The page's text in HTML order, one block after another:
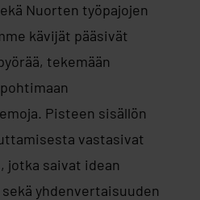
Nuorten työpajojen
kävijät pääsivät
tekemään
Pisteen sisällön
vastasivat
jotka saivat idean
yhdenvertaisuuden